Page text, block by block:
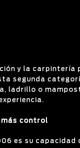
y la
segunda
ladrillo o
más control
es su